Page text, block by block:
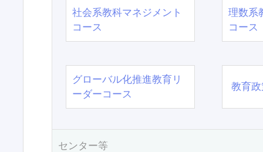
社会系教科マネジメント
コース
理数系
コース
グローバル化推進教育リ
ーダーコース
教育
センター等